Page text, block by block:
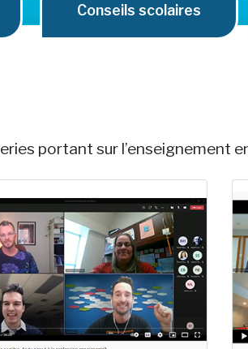
Conseils scolaires
portant sur l’enseignement